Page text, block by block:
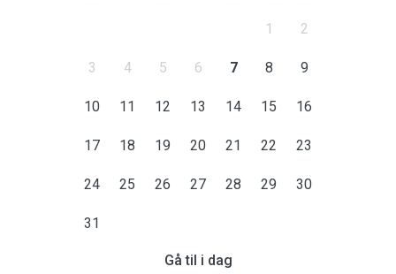
1 2
3 4 5 6 7 8 9
10 11 12 13 14 15 16
17 18 19 20 21 22 23
24 25 26 27 28 29 30
31
Gå til i dag